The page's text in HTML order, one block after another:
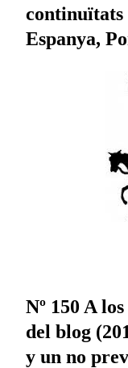
continuïtats
Espanya,
Nº 150 A
del blog
y un no